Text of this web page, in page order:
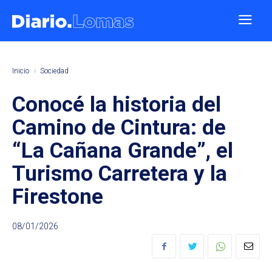
Inicio Sociedad
Conocé la historia del
Camino de Cintura: de
“La Cañana Grande”, el
Turismo Carretera y la
Firestone
08/01/2026